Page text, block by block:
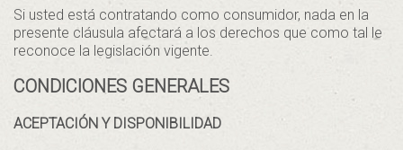
Si usted está contratando como consumidor, nada en la
presente cláusula afectará a los derechos que como tal le
reconoce la legislación vigente.
CONDICIONES GENERALES
ACEPTACIÓN Y DISPONIBILIDAD